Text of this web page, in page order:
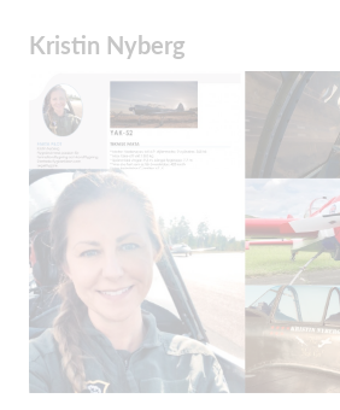
Kristin Nyberg